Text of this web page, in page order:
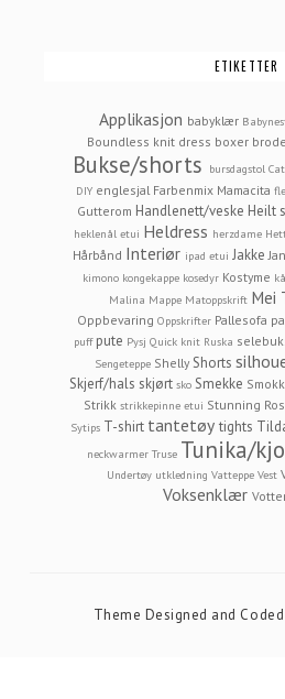
ETIKETTER
Applikasjon babyklær
Boundless knit dress boxer
Bukse/shorts bursdagstol
DIY englesjal Farbenmix Mamacita
Gutterom Handlenett/veske Heilt
heklenål etui Heldress herzdame
Hårbånd Interiør ipad etui Jakke
kimono kongekappe kosedyr Kostyme
Malina Mappe Matoppskrift Mei
Oppbevaring Oppskrifter Pallesofa
puff pute Pysj Quick knit Ruska
Sengeteppe Shelly Shorts
Skjerf/hals skjørt sko Smekke
Strikk strikkepinne etui Stunning
Sytips T-shirt tantetøy tights
neckwarmer Truse Tunika/
Undertøy utkledning Vatteppe Vest
Voksenklær
Theme Designed and